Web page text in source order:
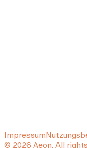
Impressum
© 2026 Aeon. All